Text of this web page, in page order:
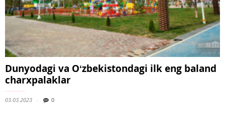
Dunyodagi va Oʻzbekistondagi ilk eng baland
charxpalaklar
03.03.2023 0